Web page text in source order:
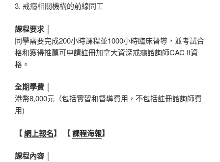
3. 戒癮相關機構的前線同工
課程要求 │
同學需要完成200小時課程並1000小時臨床督導，並考試合
格和獲得推薦可申請註冊加拿大資深戒癮諮詢師CAC II資
格。
全期學費 │
港幣8,000元（包括實習和督導費用，不包括註冊諮詢師費
用)
【網上報名】 【課程海報】
課程內容 │